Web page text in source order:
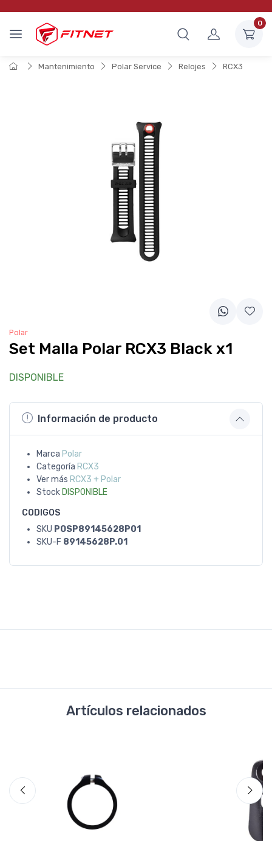
0
Mantenimiento Polar Service Relojes RCX3
Polar
Set Malla Polar RCX3 Black x1
DISPONIBLE
Información de producto
Marca Polar
Categoría RCX3
Ver más RCX3 + Polar
Stock DISPONIBLE
CODIGOS
SKU POSP89145628P01
SKU-F 89145628P.01
Artículos relacionados